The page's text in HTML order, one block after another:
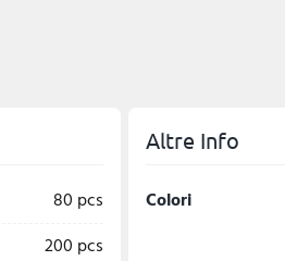
80 pcs
200 pcs
Altre Info
Colori